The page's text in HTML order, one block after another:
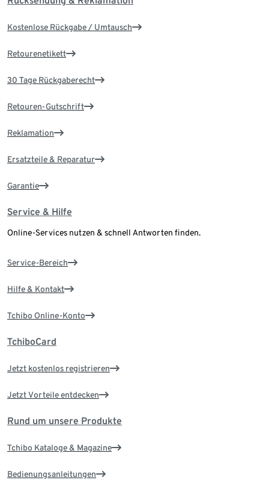
Kostenlose Rückgabe / Umtausch
Retourenetikett
30 Tage Rückgaberecht
Retouren-Gutschrift
Reklamation
Ersatzteile & Reparatur
Garantie
Service & Hilfe
Online-Services nutzen & schnell Antworten finden.
Service-Bereich
Hilfe & Kontakt
Tchibo Online-Konto
TchiboCard
Jetzt kostenlos registrieren
Jetzt Vorteile entdecken
Rund um unsere Produkte
Tchibo Kataloge & Magazine
Bedienungsanleitungen